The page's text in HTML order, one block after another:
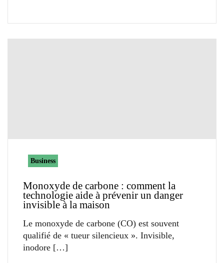
Business
Monoxyde de carbone : comment la
technologie aide à prévenir un danger
invisible à la maison
Le monoxyde de carbone (CO) est souvent
qualifié de « tueur silencieux ». Invisible,
inodore